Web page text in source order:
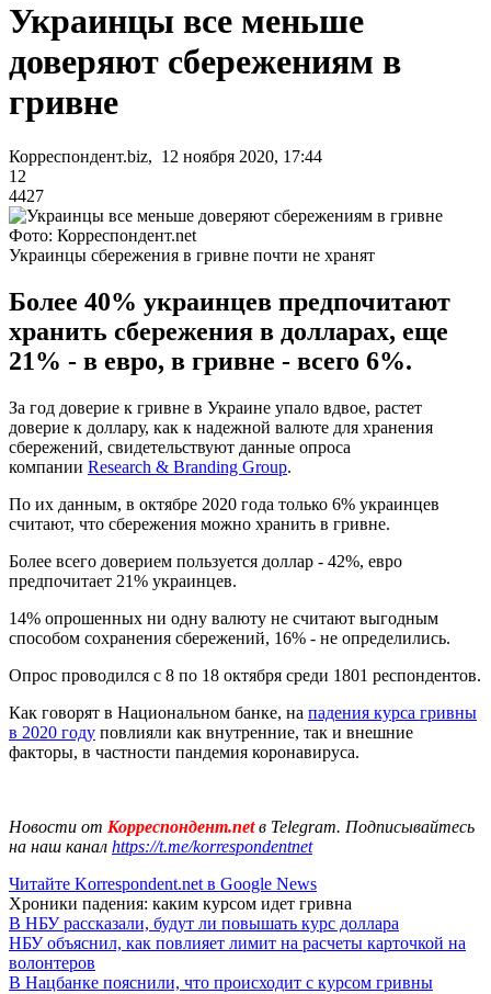
Украинцы все меньше
доверяют сбережениям в
гривне
Корреспондент.biz, 12 ноября 2020, 17:44
12
4427
Фото: Корреспондент.net
Украинцы сбережения в гривне почти не хранят
Более 40% украинцев предпочитают
хранить сбережения в долларах, еще
21% - в евро, в гривне - всего 6%.
За год доверие к гривне в Украине упало вдвое, растет
доверие к доллару, как к надежной валюте для хранения
сбережений, свидетельствуют данные опроса
компании Research & Branding Group.
По их данным, в октябре 2020 года только 6% украинцев
считают, что сбережения можно хранить в гривне.
Более всего доверием пользуется доллар - 42%, евро
предпочитает 21% украинцев.
14% опрошенных ни одну валюту не считают выгодным
способом сохранения сбережений, 16% - не определились.
Опрос проводился с 8 по 18 октября среди 1801 респондентов.
Как говорят в Национальном банке, на падения курса гривны
в 2020 году повлияли как внутренние, так и внешние
факторы, в частности пандемия коронавируса.
Новости от Корреспондент.netв Telegram. Подписывайтесь
на наш канал https://t.me/korrespondentnet
Читайте Korrespondent.net в Google News
Хроники падения: каким курсом идет гривна
В НБУ рассказали, будут ли повышать курс доллара
НБУ объяснил, как повлияет лимит на расчеты карточкой на
волонтеров
В Нацбанке пояснили, что происходит с курсом гривны